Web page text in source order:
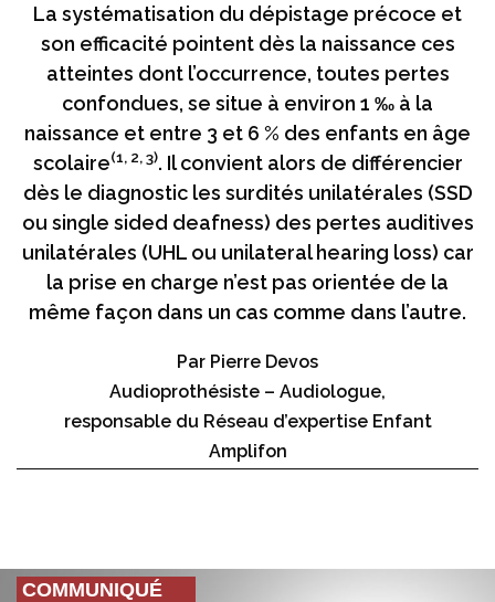
La systématisation du dépistage précoce et
son efficacité pointent dès la naissance ces
atteintes dont l’occurrence, toutes pertes
confondues, se situe à environ 1 ‰ à la
naissance et entre 3 et 6 % des enfants en âge
scolaire(1, 2, 3). Il convient alors de différencier
dès le diagnostic les surdités unilatérales (SSD
ou single sided deafness) des pertes auditives
unilatérales (UHL ou unilateral hearing loss) car
la prise en charge n’est pas orientée de la
même façon dans un cas comme dans l’autre.
Par Pierre Devos
Audioprothésiste – Audiologue,
responsable du Réseau d’expertise Enfant
Amplifon
COMMUNIQUÉ